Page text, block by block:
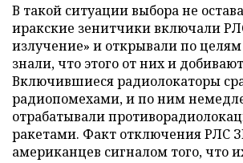
В такой ситуации выбора не
иракские зенитчики включали
излучение» и открывали по
знали, что этого от них и
Включившиеся радиолокаторы
радиопомехами, и по ним
отрабатывали
ракетами. Факт отключения РЛС
американцев сигналом того, что